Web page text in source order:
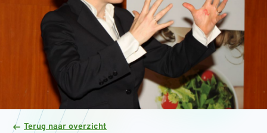
Terug naar overzicht